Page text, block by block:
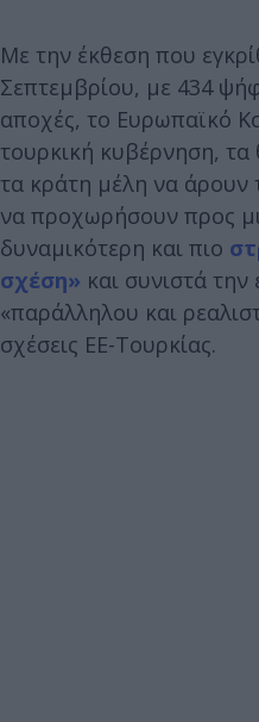
Με την έκθεση που
Σεπτεμβρίου, με 434
αποχές, το Ευρωπαϊκό
τουρκική κυβέρνηση, τα
τα κράτη μέλη να άρουν
να προχωρήσουν προς
δυναμικότερη και πιο
σχέση» και συνιστά την
«παράλληλου και
σχέσεις ΕΕ-Τουρκίας.